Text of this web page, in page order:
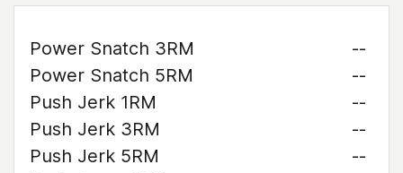
Power Snatch 3RM
--
Power Snatch 5RM
--
Push Jerk 1RM
--
Push Jerk 3RM
--
Push Jerk 5RM
--